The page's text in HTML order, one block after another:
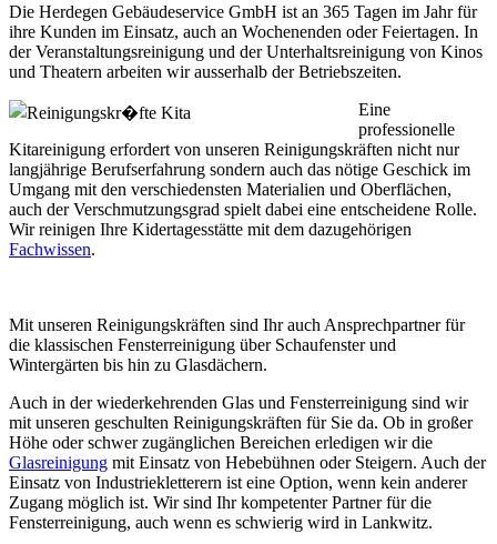
Die Herdegen Gebäudeservice GmbH ist an 365 Tagen im Jahr für
ihre Kunden im Einsatz, auch an Wochenenden oder Feiertagen. In
der Veranstaltungsreinigung und der Unterhaltsreinigung von Kinos
und Theatern arbeiten wir ausserhalb der Betriebszeiten.
Eine
professionelle
Kitareinigung erfordert von unseren Reinigungskräften nicht nur
langjährige Berufserfahrung sondern auch das nötige Geschick im
Umgang mit den verschiedensten Materialien und Oberflächen,
auch der Verschmutzungsgrad spielt dabei eine entscheidene Rolle.
Wir reinigen Ihre Kidertagesstätte mit dem dazugehörigen
Fachwissen.
Mit unseren Reinigungskräften sind Ihr auch Ansprechpartner für
die klassischen Fensterreinigung über Schaufenster und
Wintergärten bis hin zu Glasdächern.
Auch in der wiederkehrenden Glas und Fensterreinigung sind wir
mit unseren geschulten Reinigungskräften für Sie da. Ob in großer
Höhe oder schwer zugänglichen Bereichen erledigen wir die
Glasreinigung mit Einsatz von Hebebühnen oder Steigern. Auch der
Einsatz von Industriekletterern ist eine Option, wenn kein anderer
Zugang möglich ist. Wir sind Ihr kompetenter Partner für die
Fensterreinigung, auch wenn es schwierig wird in Lankwitz.